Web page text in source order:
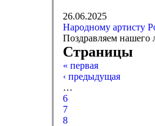
26.06.2025
Народному артисту
Поздравляем нашего
Страницы
« первая
‹ предыдущая
…
6
7
8